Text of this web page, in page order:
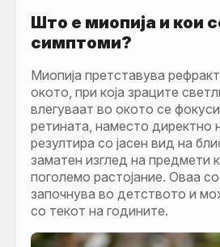
Што е миопија и кои
симптоми?
Миопија претставува
окото, при која зраците
влегуваат во окото се
ретината, наместо директно
резултира со јасен вид на
заматен изглед на предмети
поголемо растојание. Оваа
започнува во детството и
со текот на годините.